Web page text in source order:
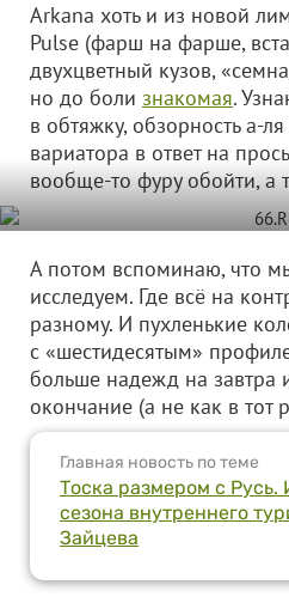
Arkana хоть и из новой
Pulse (фарш на фарше,
двухцветный кузов,
но до боли знакомая.
в обтяжку, обзорность а-
вариатора в ответ на
вообще-то фуру обойти, а
А потом вспоминаю, что мы
исследуем. Где всё на
разному. И пухленькие
с «шестидесятым»
больше надежд на завтра
окончание (а не как в тот
Главная новость по теме
Тоска размером с Русь.
сезона внутреннего
Зайцева